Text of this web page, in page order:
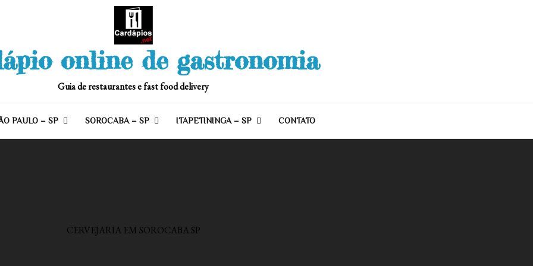
online de gastronomia
Guia de restaurantes e fast food delivery
PAULO – SP SOROCABA – SP ITAPETININGA – SP CONTATO
CERVEJARIA EM SOROCABA SP